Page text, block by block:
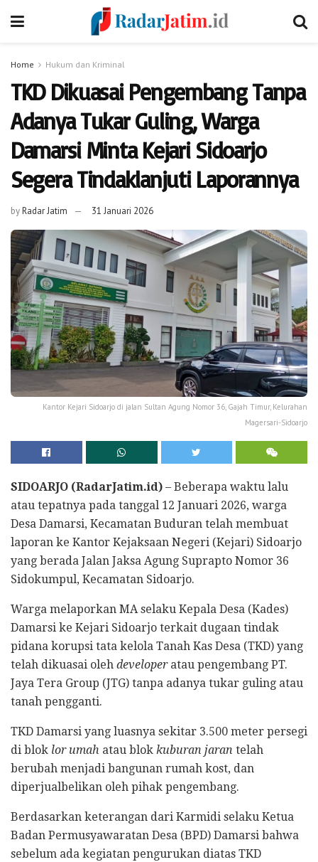
Home Hukum dan Kriminal
TKD Dikuasai Pengembang Tanpa
Adanya Tukar Guling, Warga
Damarsi Minta Kejari Sidoarjo
Segera Tindaklanjuti Laporannya
byRadar Jatim 31 Januari 2026
Kantor Kejari Sidoarjo di jalan Sultan Agung Nomor 36, Gajah Timur, Kelurahan
Magersari-Sidoarjo
SIDOARJO (RadarJatim.id) – Beberapa waktu lalu
atau tepatnya pada tanggal 12 Januari 2026, warga
Desa Damarsi, Kecamatan Buduran telah membuat
laporan ke Kantor Kejaksaan Negeri (Kejari) Sidoarjo
yang berada Jalan Jaksa Agung Suprapto Nomor 36
Sidokumpul, Kecamatan Sidoarjo.
Warga melaporkan MA selaku Kepala Desa (Kades)
Damarsi ke Kejari Sidoarjo terkait dugaan tindak
pidana korupsi tata kelola Tanah Kas Desa (TKD) yang
telah dikuasai oleh developeratau pengembang PT.
Jaya Tera Group (JTG) tanpa adanya tukar guling atau
tanah pengganti.
TKD Damarsi yang luasnya sekitar 3.500 meter persegi
di blok lor umah atau blok kuburan jaran telah
berubah menjadi bangunan rumah kost, dan
diperjualbelikan oleh pihak pengembang.
Berdasarkan keterangan dari Karmidi selaku Ketua
Badan Permusyawaratan Desa (BPD) Damarsi bahwa
sebelum ada kegiatan pengurukan diatas TKD